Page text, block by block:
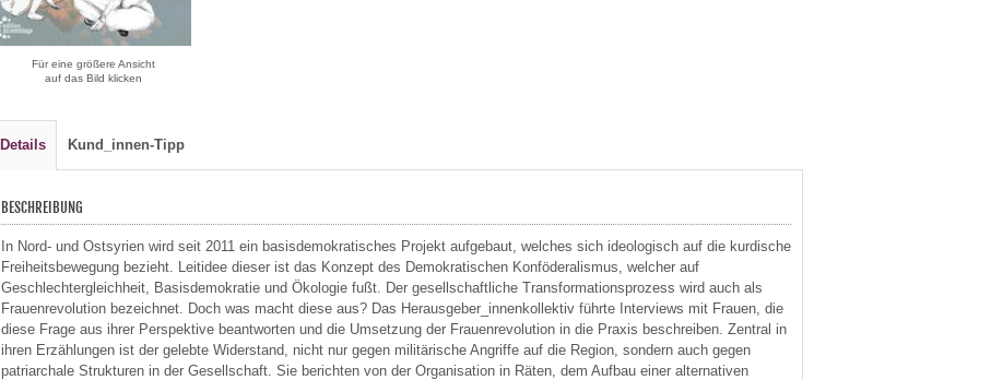
Für eine größere Ansicht
auf das Bild klicken
Details Kund_innen-Tipp
BESCHREIBUNG
In Nord- und Ostsyrien wird seit 2011 ein basisdemokratisches Projekt aufgebaut, welches sich ideologisch auf die kurdische
Freiheitsbewegung bezieht. Leitidee dieser ist das Konzept des Demokratischen Konföderalismus, welcher auf
Geschlechtergleichheit, Basisdemokratie und Ökologie fußt. Der gesellschaftliche Transformationsprozess wird auch als
Frauenrevolution bezeichnet. Doch was macht diese aus? Das Herausgeber_innenkollektiv führte Interviews mit Frauen, die
diese Frage aus ihrer Perspektive beantworten und die Umsetzung der Frauenrevolution in die Praxis beschreiben. Zentral in
ihren Erzählungen ist der gelebte Widerstand, nicht nur gegen militärische Angriffe auf die Region, sondern auch gegen
patriarchale Strukturen in der Gesellschaft. Sie berichten von der Organisation in Räten, dem Aufbau einer alternativen